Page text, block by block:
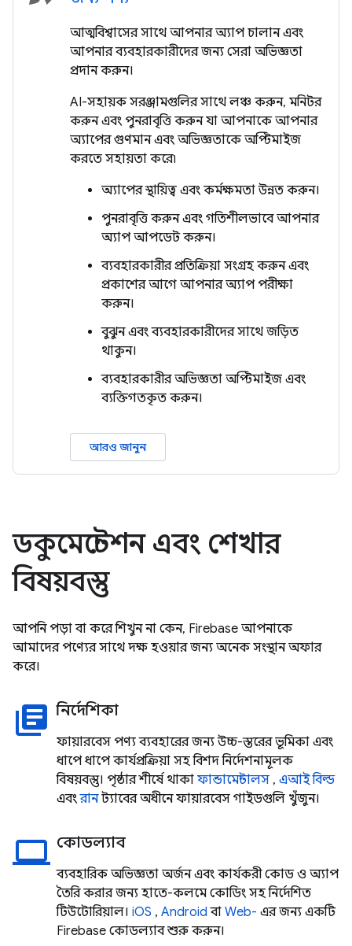
আত্মবিশ্বাসের সাথে আপনার অ্যাপ চালান এবং
আপনার ব্যবহারকারীদের জন্য সেরা অভিজ্ঞতা
প্রদান করুন।
AI-সহায়ক সরঞ্জামগুলির সাথে লঞ্চ করুন, মনিটর
করুন এবং পুনরাবৃত্তি করুন যা আপনাকে আপনার
অ্যাপের গুণমান এবং অভিজ্ঞতাকে অপ্টিমাইজ
করতে সহায়তা করে৷
অ্যাপের স্থায়িত্ব এবং কর্মক্ষমতা উন্নত করুন।
পুনরাবৃত্তি করুন এবং গতিশীলভাবে আপনার
অ্যাপ আপডেট করুন।
ব্যবহারকারীর প্রতিক্রিয়া সংগ্রহ করুন এবং
প্রকাশের আগে আপনার অ্যাপ পরীক্ষা
করুন।
বুঝুন এবং ব্যবহারকারীদের সাথে জড়িত
থাকুন।
ব্যবহারকারীর অভিজ্ঞতা অপ্টিমাইজ এবং
ব্যক্তিগতকৃত করুন।
আরও জানুন
ডকুমেন্টেশন এবং শেখার
বিষয়বস্তু
আপনি পড়া বা করে শিখুন না কেন, Firebase আপনাকে
আমাদের পণ্যের সাথে দক্ষ হওয়ার জন্য অনেক সংস্থান অফার
করে।
library_books নির্দেশিকা
ফায়ারবেস পণ্য ব্যবহারের জন্য উচ্চ-স্তরের ভূমিকা এবং
ধাপে ধাপে কার্যপ্রক্রিয়া সহ বিশদ নির্দেশনামূলক
বিষয়বস্তু। পৃষ্ঠার শীর্ষে থাকা ফান্ডামেন্টালস , এআই বিল্ড
এবংরানট্যাবের অধীনে ফায়ারবেস গাইডগুলি খুঁজুন।
laptop কোডল্যাব
ব্যবহারিক অভিজ্ঞতা অর্জন এবং কার্যকরী কোড ও অ্যাপ
তৈরি করার জন্য হাতে-কলমে কোডিং সহ নির্দেশিত
টিউটোরিয়াল। iOS , Android বা Web- এর জন্য একটি
Firebase কোডল্যাব শুরু করুন।